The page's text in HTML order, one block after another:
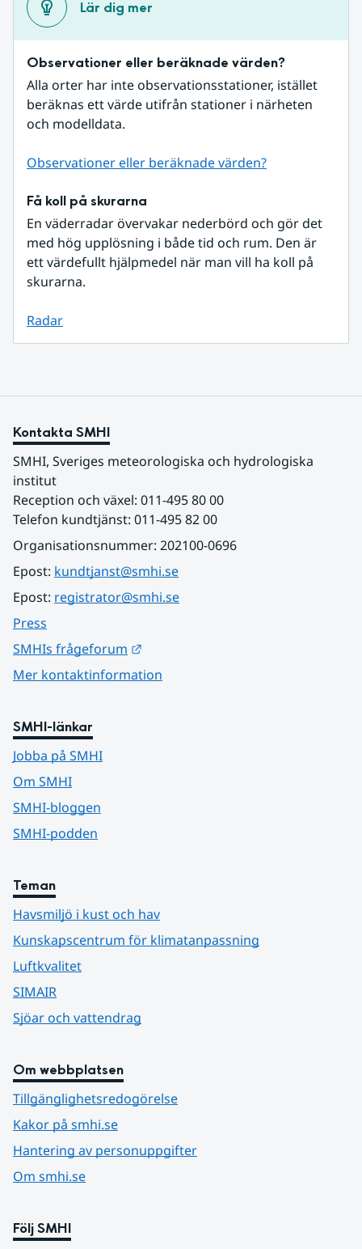
Lär dig mer
Observationer eller beräknade värden?
Alla orter har inte observationsstationer, istället
beräknas ett värde utifrån stationer i närheten
och modelldata.
Observationer eller beräknade värden?
Få koll på skurarna
En väderradar övervakar nederbörd och gör det
med hög upplösning i både tid och rum. Den är
ett värdefullt hjälpmedel när man vill ha koll på
skurarna.
Radar
Kontakta SMHI
SMHI, Sveriges meteorologiska och hydrologiska
institut
Reception och växel: 011-495 80 00
Telefon kundtjänst: 011-495 82 00
Organisationsnummer: 202100-0696
Epost: kundtjanst@smhi.se
Epost: registrator@smhi.se
Press
SMHIs frågeforum
Mer kontaktinformation
SMHI-länkar
Jobba på SMHI
Om SMHI
SMHI-bloggen
SMHI-podden
Teman
Havsmiljö i kust och hav
Kunskapscentrum för klimatanpassning
Luftkvalitet
SIMAIR
Sjöar och vattendrag
Om webbplatsen
Tillgänglighetsredogörelse
Kakor på smhi.se
Hantering av personuppgifter
Om smhi.se
Följ SMHI